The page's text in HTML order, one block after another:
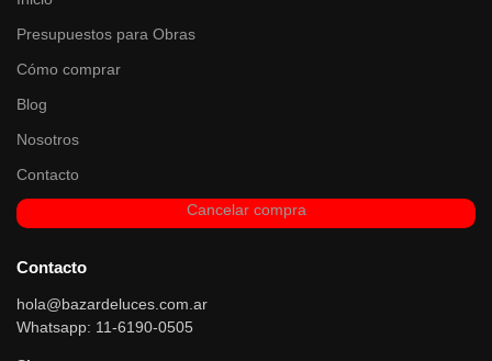
Presupuestos para Obras
Cómo comprar
Blog
Nosotros
Contacto
Cancelar compra
Contacto
hola@bazardeluces.com.ar
Whatsapp: 11-6190-0505